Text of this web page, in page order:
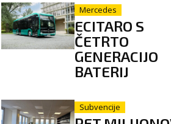
Mercedes
ECITARO S
ČETRTO
GENERACIJO
BATERIJ
Subvencije